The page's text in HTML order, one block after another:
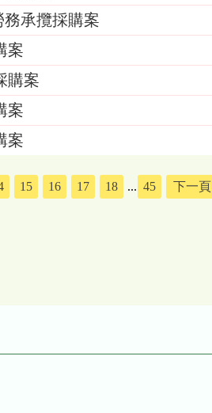
務承攬採購案
案
購案
案
案
15 16 17 18 ... 45 下一頁